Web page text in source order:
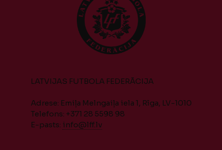
LATVIJAS FUTBOLA FEDERĀCIJA
Adrese: Emiļa Melngaiļa iela 1, Rīga, LV-1010
Telefons: +371 28 5598 98
E-pasts: info@lff.lv